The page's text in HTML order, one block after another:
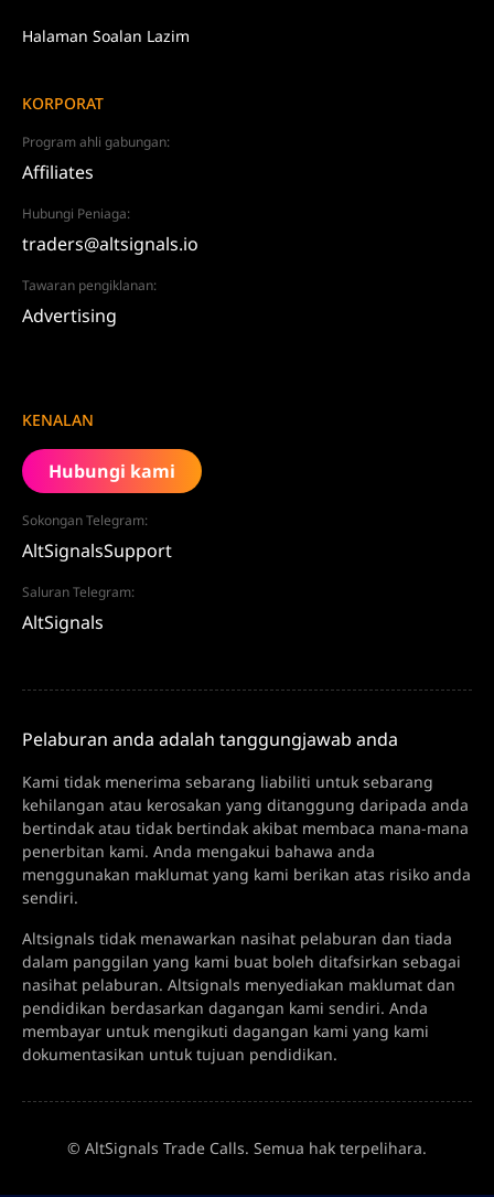
Halaman Soalan Lazim
KORPORAT
Program ahli gabungan:
Affiliates
Hubungi Peniaga:
traders@altsignals.io
Tawaran pengiklanan:
Advertising
KENALAN
Hubungi kami
Sokongan Telegram:
AltSignalsSupport
Saluran Telegram:
AltSignals
Pelaburan anda adalah tanggungjawab anda
Kami tidak menerima sebarang liabiliti untuk sebarang
kehilangan atau kerosakan yang ditanggung daripada anda
bertindak atau tidak bertindak akibat membaca mana-mana
penerbitan kami. Anda mengakui bahawa anda
menggunakan maklumat yang kami berikan atas risiko anda
sendiri.
Altsignals tidak menawarkan nasihat pelaburan dan tiada
dalam panggilan yang kami buat boleh ditafsirkan sebagai
nasihat pelaburan. Altsignals menyediakan maklumat dan
pendidikan berdasarkan dagangan kami sendiri. Anda
membayar untuk mengikuti dagangan kami yang kami
dokumentasikan untuk tujuan pendidikan.
© AltSignals Trade Calls. Semua hak terpelihara.